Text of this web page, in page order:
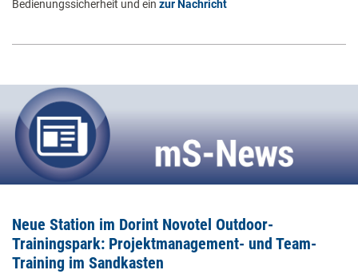
Bedienungssicherheit und ein zur Nachricht
Neue Station im Dorint Novotel Outdoor-
Trainingspark: Projektmanagement- und Team-
Training im Sandkasten